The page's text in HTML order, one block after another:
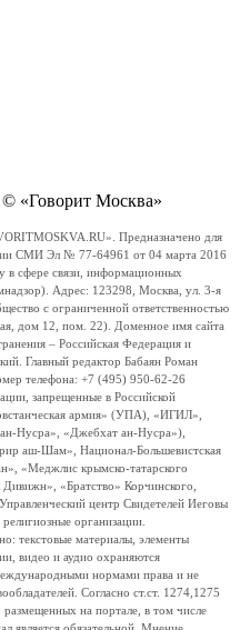
«Говорит Москва»
Предназначено для
СМИ Эл № 77-64961 от 04 марта 2016
в сфере связи, информационных
Адрес: 123298, Москва, ул. 3-я
с ограниченной ответственностью
дом 12, пом. 22). Доменное имя сайта
– Российская Федерация и
Главный редактор Бабаян Роман
телефона: +7 (495) 950-62-26
запрещенные в Российской
армия» (УПА), «ИГИЛ»,
Нусра», «Джебхат ан-Нусра»),
аш-Шам», Национал-Большевистская
«Меджлис крымско-татарского
«Братство» Корчинского,
центр Свидетелей Иеговы
организации.
текстовые материалы, элементы
видео и аудио охраняются
нормами права и не
Согласно ст.ст. 1274,1275
на портале, в том числе